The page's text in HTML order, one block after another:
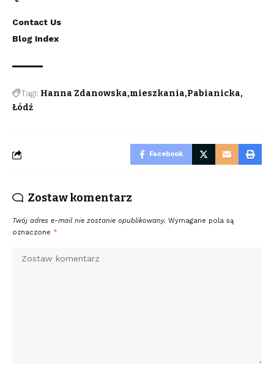
Contact Us
Blog Index
Tagi: Hanna Zdanowska mieszkania Pabianicka
Łódź
Facebook
Zostaw komentarz
Twój adres e-mail nie zostanie opublikowany. Wymagane pola są
oznaczone *